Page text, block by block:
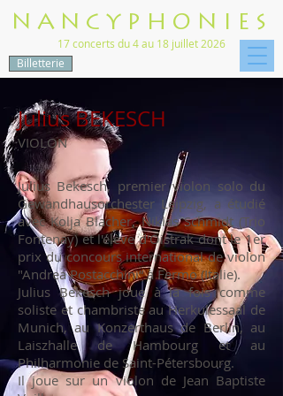
NANCYPHONIES
17 concerts du 4 au 18 juillet 2026
Billetterie
Julius BEKESCH
VIOLON
Julius Bekesch, premier violon solo du
Gewandhausorchester Leipzig, a étudié
avec Kolja Blacher, Niklas Schmidt (Trio
Fontenay) et l'élève d'Oistrak dont le 1er
prix du concours international de violon
"Andrea Postacchini“ à Fermo (Italie).
Julius Bekesch joue à la fois comme
soliste et chambriste au Herkulessaal de
Munich, au Konzerthaus de Berlin, au
Laiszhalle de Hambourg et au
Philharmonie de Saint-Pétersbourg.
Il joue sur un violon de Jean Baptiste